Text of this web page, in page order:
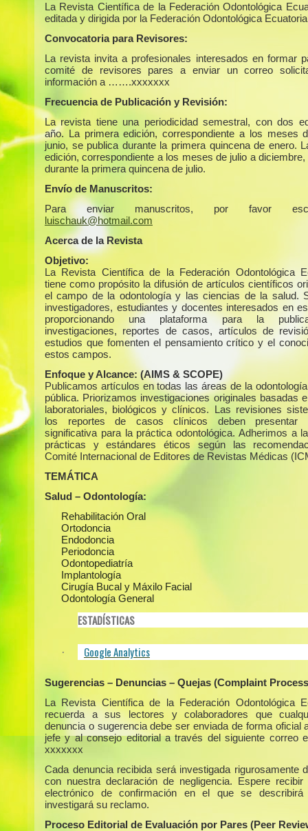
La Revista Científica de la Federación Odontológica
editada y dirigida por la Federación Odontológica
Convocatoria para Revisores:
La revista invita a profesionales interesados en formar
comité de revisores pares a enviar un correo
información a …….xxxxxxx
Frecuencia de Publicación y Revisión:
La revista tiene una periodicidad semestral, con dos
año. La primera edición, correspondiente a los meses
junio, se publica durante la primera quincena de enero.
edición, correspondiente a los meses de julio a
durante la primera quincena de julio.
Envío de Manuscritos:
Para enviar manuscritos, por favor
luischauk@hotmail.com
Acerca de la Revista
Objetivo:
La Revista Científica de la Federación Odontológica
tiene como propósito la difusión de artículos científicos
el campo de la odontología y las ciencias de la salud.
investigadores, estudiantes y docentes interesados en
proporcionando una plataforma para la
investigaciones, reportes de casos, artículos de
estudios que fomenten el pensamiento crítico y el
estos campos.
Enfoque y Alcance: (AIMS & SCOPE)
Publicamos artículos en todas las áreas de la
pública. Priorizamos investigaciones originales basadas
laboratoriales, biológicos y clínicos. Las revisiones
los reportes de casos clínicos deben presentar
significativa para la práctica odontológica. Adherimos a
prácticas y estándares éticos según las
Comité Internacional de Editores de Revistas Médicas
TEMÁTICA
Salud – Odontología:
Rehabilitación Oral
Ortodoncia
Endodoncia
Periodoncia
Odontopediatría
Implantología
Cirugía Bucal y Máxilo Facial
Odontología General
ESTADÍSTICAS
· Google Analytics
Sugerencias – Denuncias – Quejas (Complaint
La Revista Científica de la Federación Odontológica
recuerda a sus lectores y colaboradores que
denuncia o sugerencia debe ser enviada de forma oficial
jefe y al consejo editorial a través del siguiente correo
xxxxxxx
Cada denuncia recibida será investigada rigurosamente
con nuestra declaración de negligencia. Espere
electrónico de confirmación en el que se
investigará su reclamo.
Proceso Editorial de Evaluación por Pares (Peer